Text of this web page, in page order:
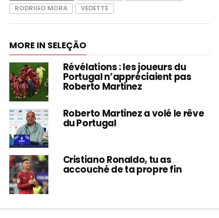
RODRIGO MORA
VEDETTE
MORE IN SELEÇÃO
Révélations : les joueurs du
Portugal n’appréciaient pas
Roberto Martinez
Roberto Martinez a volé le rêve
du Portugal
Cristiano Ronaldo, tu as
accouché de ta propre fin